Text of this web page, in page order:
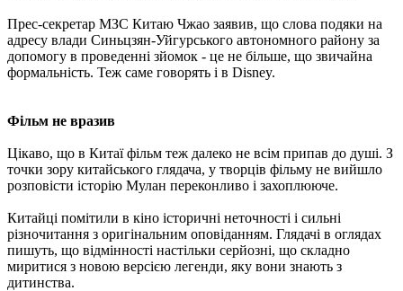
Прес-секретар МЗС Китаю Чжао заявив, що слова подяки на
адресу влади Синьцзян-Уйгурського автономного району за
допомогу в проведенні зйомок - це не більше, що звичайна
формальність. Теж саме говорять і в Disney.
Фільм не вразив
Цікаво, що в Китаї фільм теж далеко не всім припав до душі. З
точки зору китайського глядача, у творців фільму не вийшло
розповісти історію Мулан переконливо і захоплююче.
Китайці помітили в кіно історичні неточності і сильні
різночитання з оригінальним оповіданням. Глядачі в оглядах
пишуть, що відмінності настільки серйозні, що складно
миритися з новою версією легенди, яку вони знають з
дитинства.